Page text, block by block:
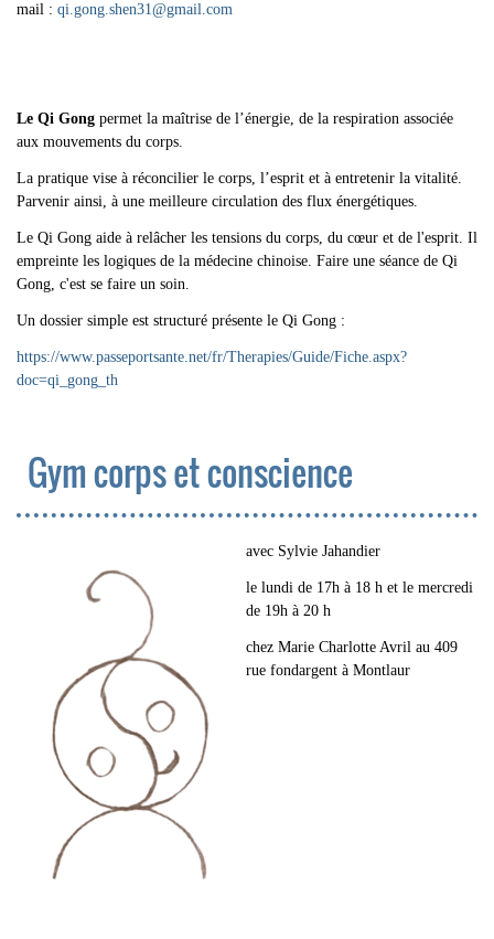
mail : qi.gong.shen31@gmail.com
Le Qi Gong permet la maîtrise de l’énergie, de la respiration associée
aux mouvements du corps.
La pratique vise à réconcilier le corps, l’esprit et à entretenir la vitalité.
Parvenir ainsi, à une meilleure circulation des flux énergétiques.
Le Qi Gong aide à relâcher les tensions du corps, du cœur et de l'esprit. Il
empreinte les logiques de la médecine chinoise. Faire une séance de Qi
Gong, c'est se faire un soin.
Un dossier simple est structuré présente le Qi Gong :
https://www.passeportsante.net/fr/Therapies/Guide/Fiche.aspx?
doc=qi_gong_th
Gym corps et conscience
avec Sylvie Jahandier
le lundi de 17h à 18 h et le mercredi
de 19h à 20 h
chez Marie Charlotte Avril au 409
rue fondargent à Montlaur